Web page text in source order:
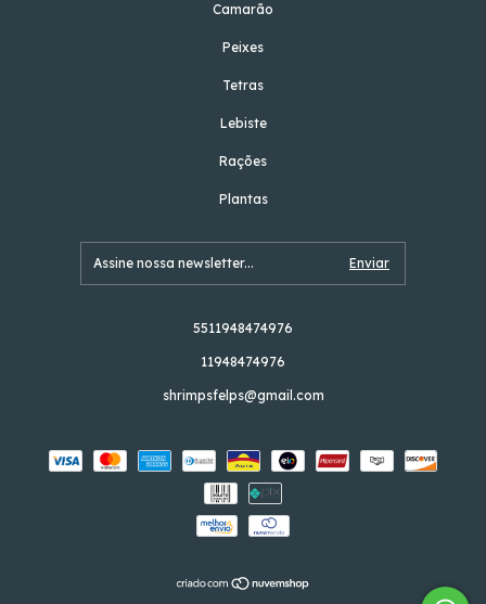
Camarão
Peixes
Tetras
Lebiste
Rações
Plantas
5511948474976
11948474976
shrimpsfelps@gmail.com